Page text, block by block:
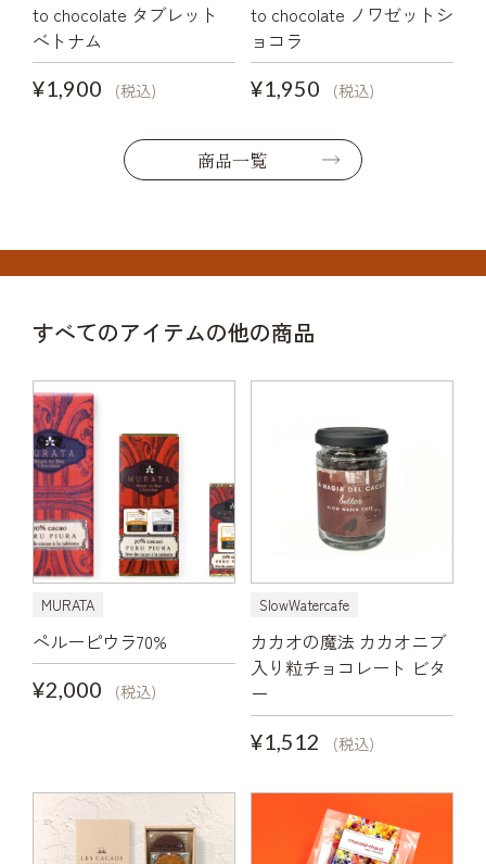
to chocolate タブレット
ベトナム
¥1,900
(税込)
to chocolate ノワゼットシ
ョコラ
¥1,950
(税込)
商品一覧
すべてのアイテムの他の商品
MURATA
ペルーピウラ70%
¥2,000
(税込)
SlowWatercafe
カカオの魔法 カカオニブ
入り粒チョコレート ビタ
ー
¥1,512
(税込)